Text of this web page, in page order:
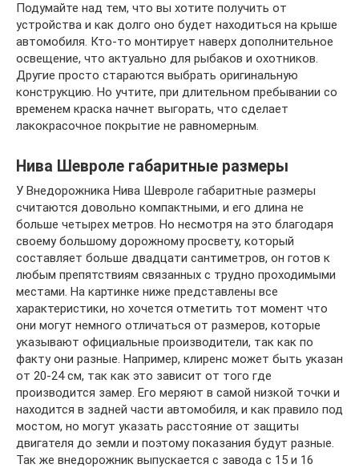
Подумайте над тем, что вы хотите получить от
устройства и как долго оно будет находиться на крыше
автомобиля. Кто-то монтирует наверх дополнительное
освещение, что актуально для рыбаков и охотников.
Другие просто стараются выбрать оригинальную
конструкцию. Но учтите, при длительном пребывании со
временем краска начнет выгорать, что сделает
лакокрасочное покрытие не равномерным.
Нива Шевроле габаритные размеры
У Внедорожника Нива Шевроле габаритные размеры
считаются довольно компактными, и его длина не
больше четырех метров. Но несмотря на это благодаря
своему большому дорожному просвету, который
составляет больше двадцати сантиметров, он готов к
любым препятствиям связанных с трудно проходимыми
местами. На картинке ниже представлены все
характеристики, но хочется отметить тот момент что
они могут немного отличаться от размеров, которые
указывают официальные производители, так как по
факту они разные. Например, клиренс может быть указан
от 20-24 см, так как это зависит от того где
производится замер. Его меряют в самой низкой точки и
находится в задней части автомобиля, и как правило под
мостом, но могут указать расстояние от защиты
двигателя до земли и поэтому показания будут разные.
Так же внедорожник выпускается с завода с 15 и 16